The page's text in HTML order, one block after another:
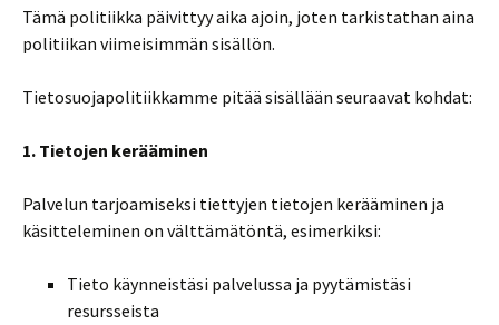
Tämä politiikka päivittyy aika ajoin, joten tarkistathan aina
politiikan viimeisimmän sisällön.
Tietosuojapolitiikkamme pitää sisällään seuraavat kohdat:
1. Tietojen kerääminen
Palvelun tarjoamiseksi tiettyjen tietojen kerääminen ja
käsitteleminen on välttämätöntä, esimerkiksi:
Tieto käynneistäsi palvelussa ja pyytämistäsi
resursseista